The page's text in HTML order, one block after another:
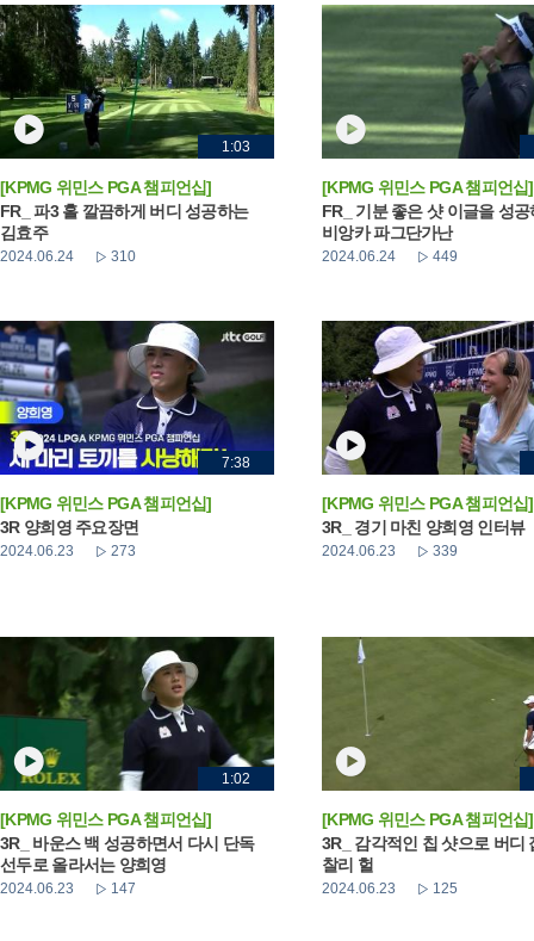
1:03
[KPMG 위민스 PGA 챔피언십]
FR_ 파3 홀 깔끔하게 버디 성공하는
김효주
2024.06.24 310
[KPMG 위민스 PGA 챔피언십]
FR_ 기분 좋은 샷 이글을 성공
비앙카 파그단가난
2024.06.24 449
7:38
[KPMG 위민스 PGA 챔피언십]
3R 양희영 주요장면
2024.06.23 273
[KPMG 위민스 PGA 챔피언십]
3R_ 경기 마친 양희영 인터뷰
2024.06.23 339
1:02
[KPMG 위민스 PGA 챔피언십]
3R_ 바운스 백 성공하면서 다시 단독
선두로 올라서는 양희영
2024.06.23 147
[KPMG 위민스 PGA 챔피언십]
3R_ 감각적인 칩 샷으로 버디
찰리 헐
2024.06.23 125